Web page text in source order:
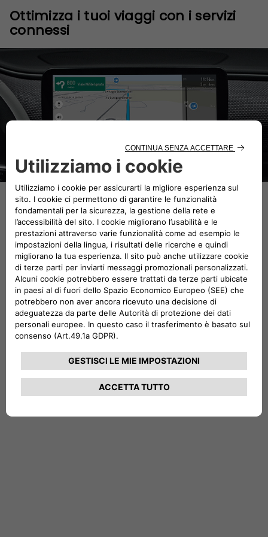
Ottimizza i tuoi viaggi con i servizi
connessi